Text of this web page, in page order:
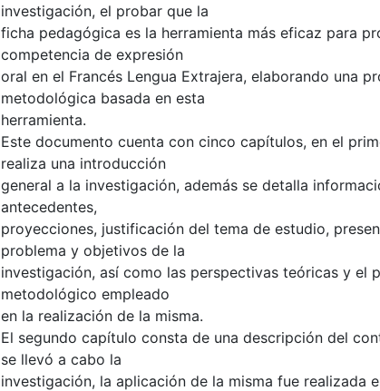
investigación, el probar que la
ficha pedagógica es la herramienta más eficaz para
competencia de expresión
oral en el Francés Lengua Extrajera, elaborando una
metodológica basada en esta
herramienta.
Este documento cuenta con cinco capítulos, en el
realiza una introducción
general a la investigación, además se detalla
antecedentes,
proyecciones, justificación del tema de estudio,
problema y objetivos de la
investigación, así como las perspectivas teóricas y el
metodológico empleado
en la realización de la misma.
El segundo capítulo consta de una descripción del
se llevó a cabo la
investigación, la aplicación de la misma fue realizada